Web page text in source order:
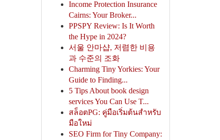
Income Protection Insurance
Cairns: Your Broker...
PPSPY Review: Is It Worth
the Hype in 2024?
서울 안마샵, 저렴한 비용
과 수준의 조화
Charming Tiny Yorkies: Your
Guide to Finding...
5 Tips About book design
services You Can Use T...
สล็อตPG: คู่มือเริ่มต้นสำหรับ
มือใหม่
SEO Firm for Tiny Company: